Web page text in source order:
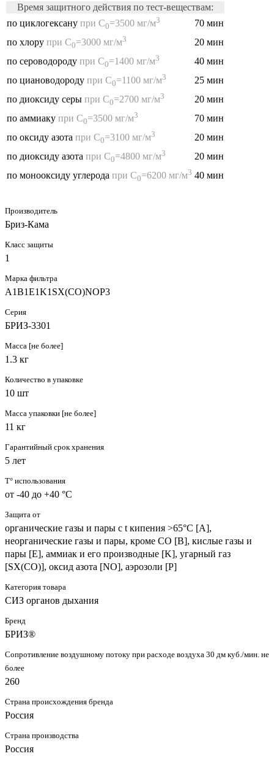
Время защитного действия по тест-веществам:
по циклогексану при С0=3500 мг/м3
70 мин
по хлору при С0=3000 мг/м3
20 мин
по сероводороду при С0=1400 мг/м3
40 мин
по циановодороду при С0=1100 мг/м3
25 мин
по диоксиду серы при С0=2700 мг/м3
20 мин
по аммиаку при С0=3500 мг/м3
70 мин
по оксиду азота при С0=3100 мг/м3
20 мин
по диоксиду азота при С0=4800 мг/м3
20 мин
по монооксиду углерода при С0=6200 мг/м3 40 мин
Производитель
Бриз-Кама
Класс защиты
1
Марка фильтра
A1B1E1K1SX(CO)NOP3
Серия
БРИЗ-3301
Масса [не более]
1.3 кг
Количество в упаковке
10 шт
Масса упаковки [не более]
11 кг
Гарантийный срок хранения
5 лет
T° использования
от -40 до +40 °C
Защита от
органические газы и пары с t кипения >65°C [A],
неорганические газы и пары, кроме CO [B], кислые газы и
пары [E], аммиак и его производные [K], угарный газ
[SX(CO)], оксид азота [NO], аэрозоли [P]
Категория товара
СИЗ органов дыхания
Бренд
БРИЗ®
Сопротивление воздушному потоку при расходе воздуха 30 дм куб./мин. не
более
260
Страна происхождения бренда
Россия
Страна производства
Россия